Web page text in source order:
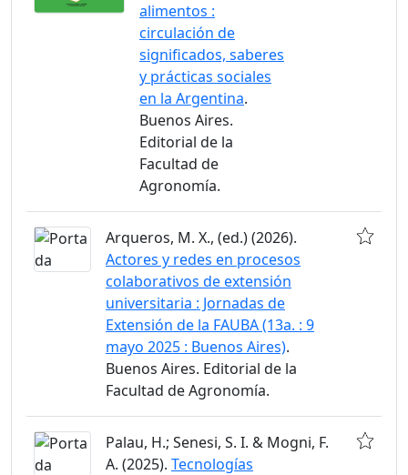
alimentos :
circulación de
significados, saberes
y prácticas sociales
en la Argentina.
Buenos Aires.
Editorial de la
Facultad de
Agronomía.
Arqueros, M. X., (ed.) (2026).
Actores y redes en procesos
colaborativos de extensión
universitaria : Jornadas de
Extensión de la FAUBA (13a. : 9
mayo 2025 : Buenos Aires).
Buenos Aires. Editorial de la
Facultad de Agronomía.
Palau, H.; Senesi, S. I. & Mogni, F.
A. (2025). Tecnologías